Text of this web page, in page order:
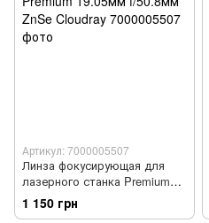
Артикул: 7000005507
Линза фокусирующая для
лазерного станка Premium
19.05мм f/50.8мм ZnSe
Cloudray
1 150 грн